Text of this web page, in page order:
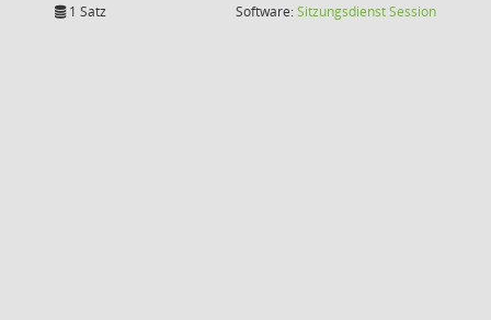
1 Satz Software:SitzungsdienstSession(Wird in